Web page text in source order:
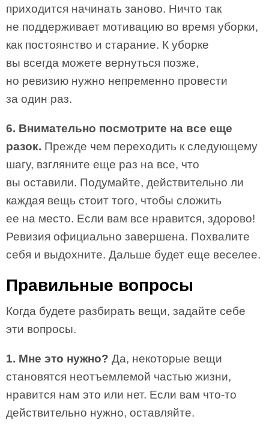
приходится начинать заново. Ничто так
не поддерживает мотивацию во время уборки,
как постоянство и старание. К уборке
вы всегда можете вернуться позже,
но ревизию нужно непременно провести
за один раз.
6. Внимательно посмотрите на все еще
разок. Прежде чем переходить к следующему
шагу, взгляните еще раз на все, что
вы оставили. Подумайте, действительно ли
каждая вещь стоит того, чтобы сложить
ее на место. Если вам все нравится, здорово!
Ревизия официально завершена. Похвалите
себя и выдохните. Дальше будет еще веселее.
Правильные вопросы
Когда будете разбирать вещи, задайте себе
эти вопросы.
1. Мне это нужно? Да, некоторые вещи
становятся неотъемлемой частью жизни,
нравится нам это или нет. Если вам что-то
действительно нужно, оставляйте.